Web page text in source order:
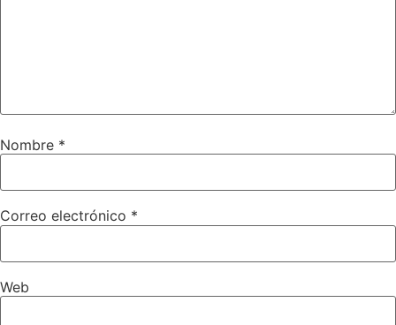
Nombre *
Correo electrónico *
Web